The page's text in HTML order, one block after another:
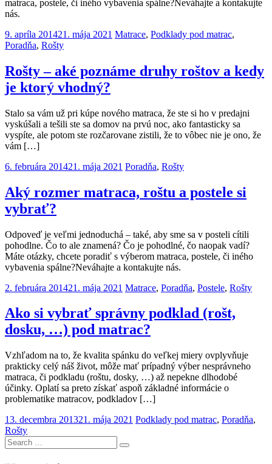
matraca, postele, či iného vybavenia spálne?Neváhajte a kontakujte
nás.
9. apríla 201421. mája 2021 Matrace, Podklady pod matrac,
Poradňa, Rošty
Rošty – aké poznáme druhy roštov a kedy
je ktorý vhodný?
Stalo sa vám už pri kúpe nového matraca, že ste si ho v predajni
vyskúšali a tešili ste sa domov na prvú noc, ako fantasticky sa
vyspíte, ale potom ste rozčarovane zistili, že to vôbec nie je ono, že
vám […]
6. februára 201421. mája 2021 Poradňa, Rošty
Aký rozmer matraca, roštu a postele si
vybrať?
Odpoveď je veľmi jednoduchá – také, aby sme sa v posteli cítili
pohodlne. Čo to ale znamená? Čo je pohodlné, čo naopak vadí?
Máte otázky, chcete poradiť s výberom matraca, postele, či iného
vybavenia spálne?Neváhajte a kontakujte nás.
2. februára 201421. mája 2021 Matrace, Poradňa, Postele, Rošty
Ako si vybrať správny podklad (rošt,
dosku, …) pod matrac?
Vzhľadom na to, že kvalita spánku do veľkej miery ovplyvňuje
prakticky celý náš život, môže mať prípadný výber nesprávneho
matraca, či podkladu (roštu, dosky, …) až nepekne dlhodobé
účinky. Oplatí sa preto získať aspoň základné informácie o
problematike matracov, podkladov […]
13. decembra 201321. mája 2021 Podklady pod matrac, Poradňa,
Rošty